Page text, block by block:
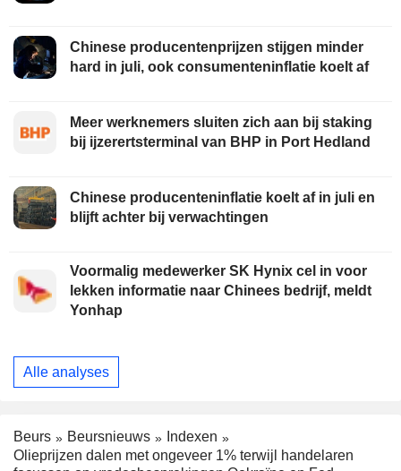
Chinese producentenprijzen stijgen minder
hard in juli, ook consumenteninflatie koelt af
Meer werknemers sluiten zich aan bij staking
bij ijzerertsterminal van BHP in Port Hedland
Chinese producenteninflatie koelt af in juli en
blijft achter bij verwachtingen
Voormalig medewerker SK Hynix cel in voor
lekken informatie naar Chinees bedrijf, meldt
Yonhap
Alle analyses
Beurs Beursnieuws
Indexen
Olieprijzen dalen met ongeveer 1% terwijl handelaren